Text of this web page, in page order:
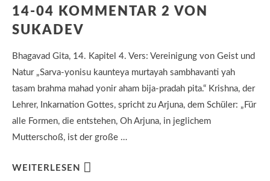
14-04 KOMMENTAR 2 VON
SUKADEV
Bhagavad Gita, 14. Kapitel 4. Vers: Vereinigung von Geist und
Natur „Sarva-yonisu kaunteya murtayah sambhavanti yah
tasam brahma mahad yonir aham bija-pradah pita.“ Krishna, der
Lehrer, Inkarnation Gottes, spricht zu Arjuna, dem Schüler: „Für
alle Formen, die entstehen, Oh Arjuna, in jeglichem
Mutterschoß, ist der große …
WEITERLESEN